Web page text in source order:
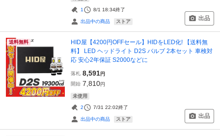
1 8/1 18:34終了
出品中の商品 ストア 出品
送料無料
HID屋【4200円OFFセール】HIDをLED化! 【送料無
料】 LED ヘッドライト D2S バルブ 2本セット 車検対
応 安心2年保証 S2000などに
落札 8,591円
開始 7,810円
未使用
2 7/31 22:02終了
出品中の商品 ストア 出品